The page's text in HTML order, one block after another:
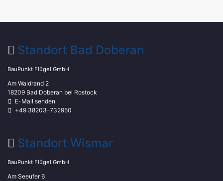
Standort Bad Doberan
BauPunkt Flügel GmbH
Am Waldrand 2
18209 Bad Doberan bei Rostock
E-Mail senden
+49 38203-732950
Standort Wismar
BauPunkt Flügel GmbH
Am Seeufer 6